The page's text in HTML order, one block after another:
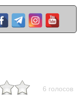
6 голосов